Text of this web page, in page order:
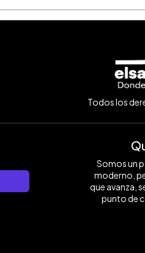
Todos los
Somos un
moderno,
que avanza,
punto de